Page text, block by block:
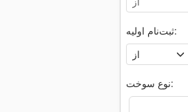
ثبت‌نام اولیه:
نوع سوخت: